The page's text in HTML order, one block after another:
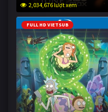
2,034,676 lượt xem
FULL HD VIETSUB